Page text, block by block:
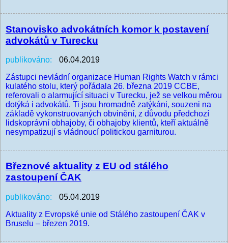
Stanovisko advokátních komor k postavení
advokátů v Turecku
publikováno:
06.04.2019
Zástupci nevládní organizace Human Rights Watch v rámci
kulatého stolu, který pořádala 26. března 2019 CCBE,
referovali o alarmující situaci v Turecku, jež se velkou měrou
dotýká i advokátů. Ti jsou hromadně zatýkáni, souzeni na
základě vykonstruovaných obvinění, z důvodu předchozí
lidskoprávní obhajoby, či obhajoby klientů, kteří aktuálně
nesympatizují s vládnoucí politickou garniturou.
Březnové aktuality z EU od stálého
zastoupení ČAK
publikováno:
05.04.2019
Aktuality z Evropské unie od Stálého zastoupení ČAK v
Bruselu – březen 2019.